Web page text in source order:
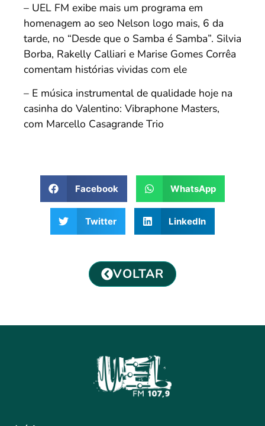
– UEL FM exibe mais um programa em
homenagem ao seo Nelson logo mais, 6 da
tarde, no “Desde que o Samba é Samba”. Silvia
Borba, Rakelly Calliari e Marise Gomes Corrêa
comentam histórias vividas com ele
– E música instrumental de qualidade hoje na
casinha do Valentino: Vibraphone Masters,
com Marcello Casagrande Trio
Facebook WhatsApp
Twitter LinkedIn
VOLTAR